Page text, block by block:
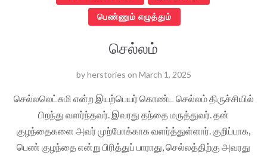
பெண்ணும் எழுத்தும்
செல்லம்
byherstories on March 1, 2025
செல்லலெட்சுமி என்ற இயற்பெயர் கொண்ட செல்லம் திருச்சியில்
பிறந்து வளர்ந்தவர். இவரது தந்தை மருத்துவர். தன்
குழந்தைகளை அவர் முற்போக்காக வளர்த்துள்ளார். குறிப்பாக,
பெண் குழந்தை என்று பிரித்துப் பாராது, செல்லத்திற்கு அவரது